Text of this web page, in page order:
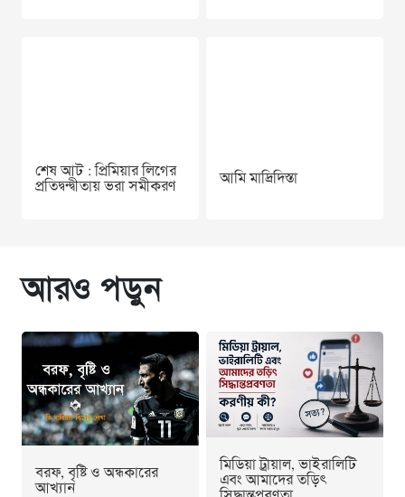
শেষ আট : প্রিমিয়ার লিগের
প্রতিদ্বন্দ্বীতায় ভরা সমীকরণ
আমি মাদ্রিদিস্তা
আরও পড়ুন
বরফ, বৃষ্টি ও অন্ধকারের
আখ্যান
মিডিয়া ট্রায়াল, ভাইরালিটি
এবং আমাদের তড়িৎ